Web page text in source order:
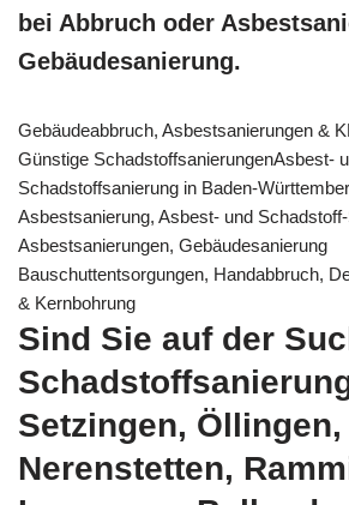
bei Abbruch oder
Gebäudesanierung.
Gebäudeabbruch, Asbestsanierungen &
Günstige SchadstoffsanierungenAsbest-
Schadstoffsanierung in Baden-
Asbestsanierung, Asbest- und
Asbestsanierungen, Gebäudesanierung
Bauschuttentsorgungen, Handabbruch,
& Kernbohrung
Sind Sie auf der
Setzingen, Öllingen,
Nerenstetten,